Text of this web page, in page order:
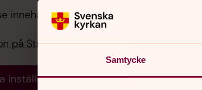
Samtycke
innehållet behöver du acceptera kakor
på Streamio i stället.
inställningar